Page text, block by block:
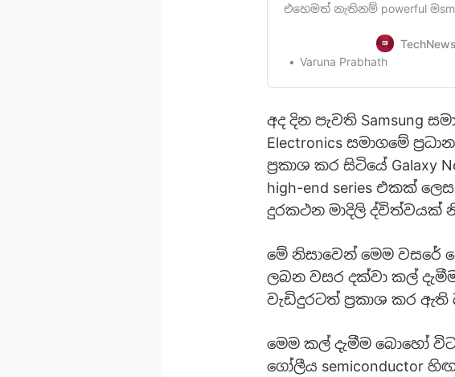
එහෙමත් නැතිනම් powerful
වන විට 2020 වසරට අදාල මෙම
පෙළ දැනටමත් නිකුත් කර
Varuna Prabhath
අද දින පැවති Samsung
Electronics සමාගමේ
ප්‍රකාශ කර සිටියේ Galaxy
high-end series එකක්
දුරකථන මාදිලි
මේ නිසාවෙන් මෙම වසරේ
ලබන වසර දක්වා කල්
වැඩිදුරටත් ප්‍රකාශ කර ඇති
මෙම කල් දැමීම බොහෝ
ගෝලීය semiconductor